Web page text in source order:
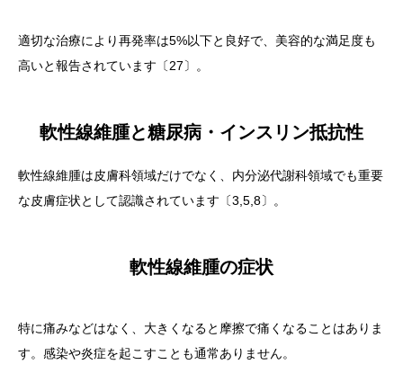
適切な治療により再発率は5%以下と良好で、美容的な満足度も
高いと報告されています〔27〕。
軟性線維腫と糖尿病・インスリン抵抗性
軟性線維腫は皮膚科領域だけでなく、内分泌代謝科領域でも重要
な皮膚症状として認識されています〔3,5,8〕。
軟性線維腫の症状
特に痛みなどはなく、大きくなると摩擦で痛くなることはありま
す。感染や炎症を起こすことも通常ありません。